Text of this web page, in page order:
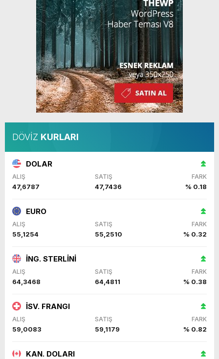
DÖVİZ KURLARI
DOLAR
ALIŞ SATIŞ FARK
47,6787 47,7436 % 0.18
EURO
ALIŞ SATIŞ FARK
55,1254 55,2510 % 0.32
İNG. STERLİNİ
ALIŞ SATIŞ FARK
64,3468 64,4811 % 0.38
İSV. FRANGI
ALIŞ SATIŞ FARK
59,0083 59,1179 % 0.82
KAN. DOLARI